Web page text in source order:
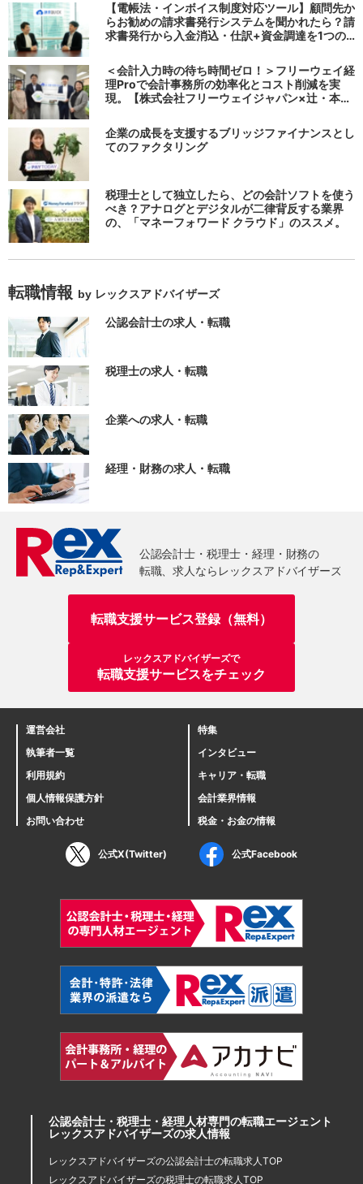
【電帳法・インボイス制度対応ツール】顧問先か
らお勧めの請求書発行システムを聞かれたら？請
求書発行から入金消込・仕訳+資金調達を1つの
＜会計入力時の待ち時間ゼロ！＞フリーウェイ経
理Proで会計事務所の効率化とコスト削減を実
現。【株式会社フリーウェイジャパン×辻・本郷
企業の成長を支援するブリッジファイナンスとし
てのファクタリング
税理士として独立したら、どの会計ソフトを使う
べき？アナログとデジタルが二律背反する業界
の、「マネーフォワード クラウド」のススメ。
転職情報 by レックスアドバイザーズ
公認会計士の求人・転職
税理士の求人・転職
企業への求人・転職
経理・財務の求人・転職
転職支援サービス登録（無料）
レックスアドバイザーズで
転職支援サービスをチェック
運営会社
執筆者一覧
利用規約
個人情報保護方針
お問い合わせ
特集
インタビュー
キャリア・転職
会計業界情報
税金・お金の情報
公式X(Twitter) 公式Facebook
公認会計士・税理士・経理人材専門の転職エージェント
レックスアドバイザーズの求人情報
レックスアドバイザーズの公認会計士の転職求人TOP
レックスアドバイザーズの税理士の転職求人TOP